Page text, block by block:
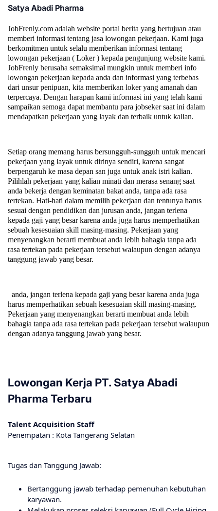
Satya Abadi Pharma
JobFrenly.com adalah website portal berita yang bertujuan atau
memberi informasi tentang jasa lowongan pekerjaan. Kami juga
berkomitmen untuk selalu memberikan informasi tentang
lowongan pekerjaan ( Loker ) kepada pengunjung website kami.
JobFrenly berusaha semaksimal mungkin untuk memberi info
lowongan pekerjaan kepada anda dan informasi yang terbebas
dari unsur penipuan, kita memberikan loker yang amanah dan
terpercaya. Dengan harapan kami informasi ini yang telah kami
sampaikan semoga dapat membantu para jobseker saat ini dalam
mendapatkan pekerjaan yang layak dan terbaik untuk kalian.
Setiap orang memang harus bersungguh-sungguh untuk mencari
pekerjaan yang layak untuk dirinya sendiri, karena sangat
berpengaruh ke masa depan san juga untuk anak istri kalian.
Pilihlah pekerjaan yang kalian minati dan merasa senang saat
anda bekerja dengan keminatan bakat anda, tanpa ada rasa
tertekan. Hati-hati dalam memilih pekerjaan dan tentunya harus
sesuai dengan pendidikan dan jurusan anda, jangan terlena
kepada gaji yang besar karena anda juga harus memperhatikan
sebuah kesesuaian skill masing-masing. Pekerjaan yang
menyenangkan berarti membuat anda lebih bahagia tanpa ada
rasa tertekan pada pekerjaan tersebut walaupun dengan adanya
tanggung jawab yang besar.
anda, jangan terlena kepada gaji yang besar karena anda juga
harus memperhatikan sebuah kesesuaian skill masing-masing.
Pekerjaan yang menyenangkan berarti membuat anda lebih
bahagia tanpa ada rasa tertekan pada pekerjaan tersebut walaupun
dengan adanya tanggung jawab yang besar.
Lowongan Kerja PT. Satya Abadi
Pharma Terbaru
Talent Acquisition Staff
Penempatan : Kota Tangerang Selatan
Tugas dan Tanggung Jawab:
Bertanggung jawab terhadap pemenuhan kebutuhan
karyawan.